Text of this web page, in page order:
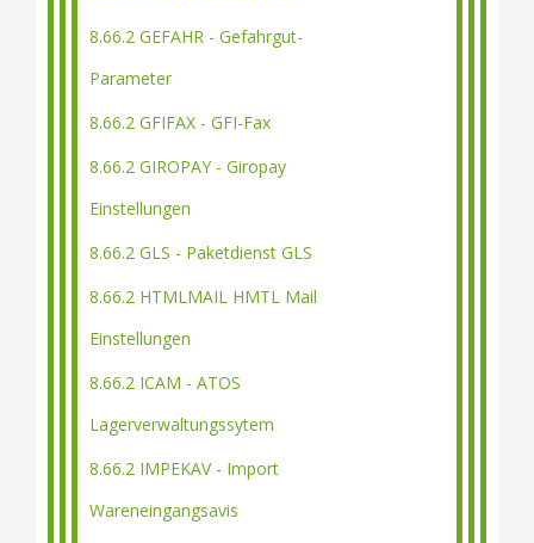
8.66.2 GEFAHR - Gefahrgut-
Parameter
8.66.2 GFIFAX - GFI-Fax
8.66.2 GIROPAY - Giropay
Einstellungen
8.66.2 GLS - Paketdienst GLS
8.66.2 HTMLMAIL HMTL Mail
Einstellungen
8.66.2 ICAM - ATOS
Lagerverwaltungssytem
8.66.2 IMPEKAV - Import
Wareneingangsavis